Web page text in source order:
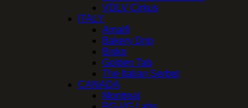
VDLV Cirkus
ITALY
Amalfi
Bakery Drip
Bisko
Golden Tab
The Italian Serbet
CANADA
Montreal